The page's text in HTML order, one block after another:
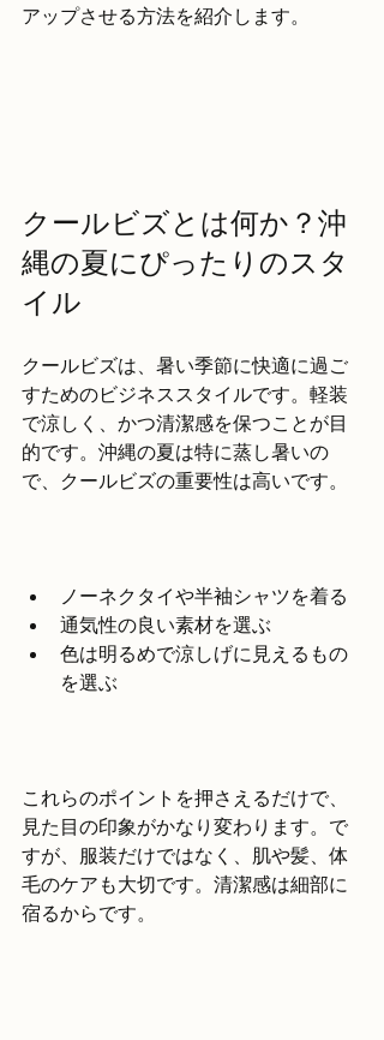
アップさせる方法を紹介します。
クールビズとは何か？沖
縄の夏にぴったりのスタ
イル
クールビズは、暑い季節に快適に過ご
すためのビジネススタイルです。軽装
で涼しく、かつ清潔感を保つことが目
的です。沖縄の夏は特に蒸し暑いの
で、クールビズの重要性は高いです。
ノーネクタイや半袖シャツを着る
通気性の良い素材を選ぶ
色は明るめで涼しげに見えるもの
を選ぶ
これらのポイントを押さえるだけで、
見た目の印象がかなり変わります。で
すが、服装だけではなく、肌や髪、体
毛のケアも大切です。清潔感は細部に
宿るからです。